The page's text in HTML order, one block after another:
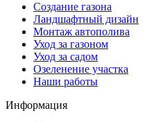
Создание газона
Ландшафтный дизайн
Монтаж автополива
Уход за газоном
Уход за садом
Озеленение участка
Наши работы
Информация